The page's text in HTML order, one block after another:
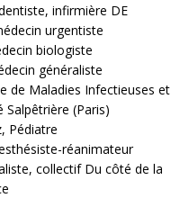
infirmière DE
urgentiste
biologiste
généraliste
de Maladies Infectieuses et
Salpêtrière (Paris)
Pédiatre
réanimateur
collectif Du côté de la